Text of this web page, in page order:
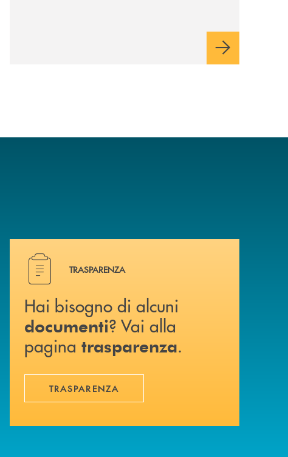
Hai bisogno di alcuni documenti ? Vai alla pagina
TRASPARENZA
Hai bisogno di alcuni
documenti? Vai alla
pagina trasparenza.
TRASPARENZA